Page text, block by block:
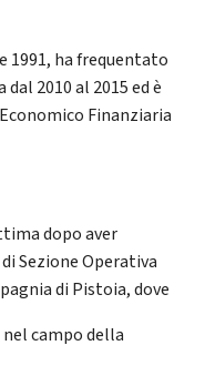
1991, ha frequentato
dal 2010 al 2015 ed è
Finanziaria
dopo aver
Sezione Operativa
di Pistoia, dove
campo della